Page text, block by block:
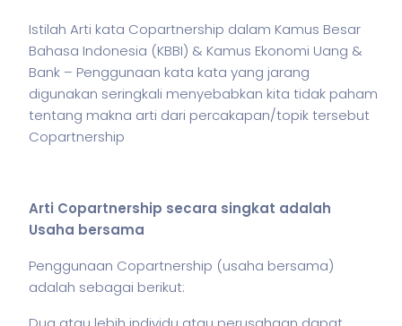
Istilah Arti kata Copartnership dalam Kamus Besar
Bahasa Indonesia (KBBI) & Kamus Ekonomi Uang &
Bank – Penggunaan kata kata yang jarang
digunakan seringkali menyebabkan kita tidak paham
tentang makna arti dari percakapan/topik tersebut
Copartnership
Arti Copartnership secara singkat adalah
Usaha bersama
Penggunaan Copartnership (usaha bersama)
adalah sebagai berikut: